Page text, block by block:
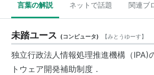
言葉の解説 ネットで話題 関連ブ
未踏ユース (コンピュータ) 【みとうゆーす】
独立行政法人情報処理推進機構 （IPA)
トウェア開発補助制度．